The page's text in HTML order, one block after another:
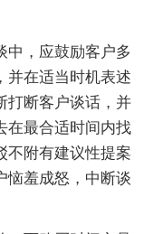
，应鼓励客户多
并在适当时机表述
打断客户谈话，并
在最合适时间内找
不附有建议性提案
恼羞成怒，中断谈